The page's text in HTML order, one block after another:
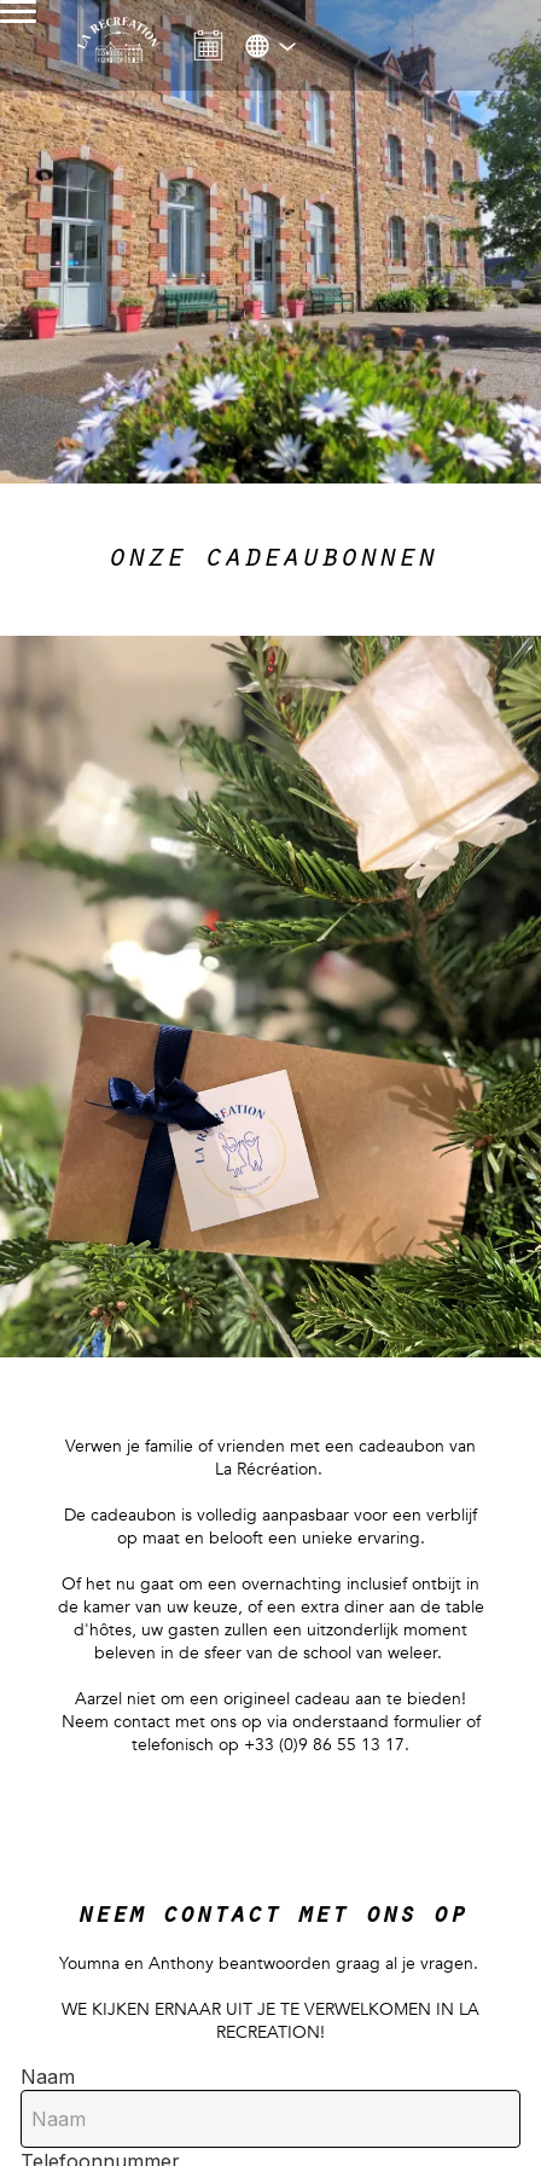
onze cadeaubonnen
Verwen je familie of vrienden met een cadeaubon van
La Récréation.
De cadeaubon is volledig aanpasbaar voor een verblijf
op maat en belooft een unieke ervaring.
Of het nu gaat om een overnachting inclusief ontbijt in
de kamer van uw keuze, of een extra diner aan de table
d'hôtes, uw gasten zullen een uitzonderlijk moment
beleven in de sfeer van de school van weleer.
Aarzel niet om een origineel cadeau aan te bieden!
Neem contact met ons op via onderstaand formulier of
telefonisch op +33 (0)9 86 55 13 17.
neem contact met ons op
Youmna en Anthony beantwoorden graag al je vragen.
WE KIJKEN ERNAAR UIT JE TE VERWELKOMEN IN LA
RECREATION!
Naam